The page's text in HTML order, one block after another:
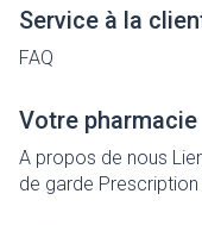
Service à la
FAQ
Votre pharmacie
A propos de nous
de garde Prescription